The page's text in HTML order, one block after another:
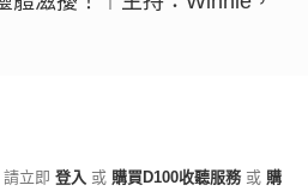
立即 登入 或 購買D100收聽服務 或 購